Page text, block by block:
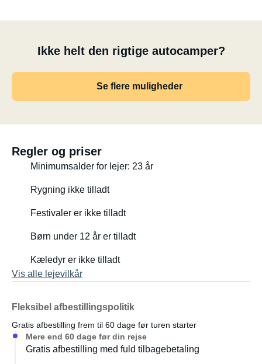
Ikke helt den rigtige autocamper?
Se flere muligheder
Regler og priser
Minimumsalder for lejer: 23 år
Rygning ikke tilladt
Festivaler er ikke tilladt
Børn under 12 år er tilladt
Kæledyr er ikke tilladt
Vis alle lejevilkår
Fleksibel afbestillingspolitik
Gratis afbestilling frem til 60 dage før turen starter
Mere end 60 dage før din rejse
Gratis afbestilling med fuld tilbagebetaling